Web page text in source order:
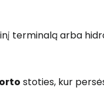
terminalą arba
stoties, kur